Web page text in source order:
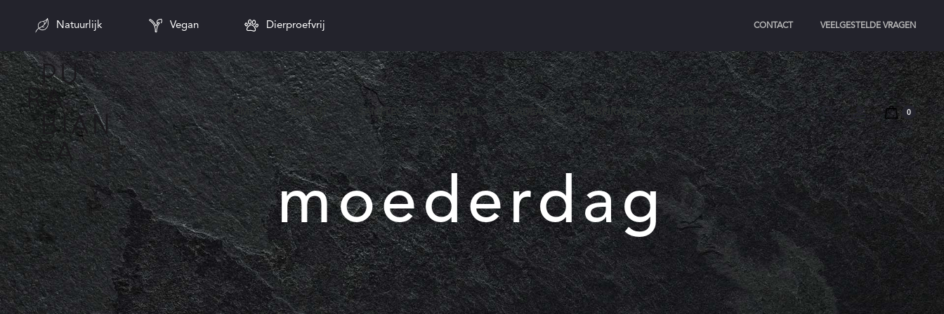
Natuurlijk Vegan Dierproefvrij CONTACT VEELGESTELDE VRAGEN
HOME GEZICHT SAMPLES LICHAAM CADEAUS INSPIRATIE OVER ONS SearchAccount 0
moederdag